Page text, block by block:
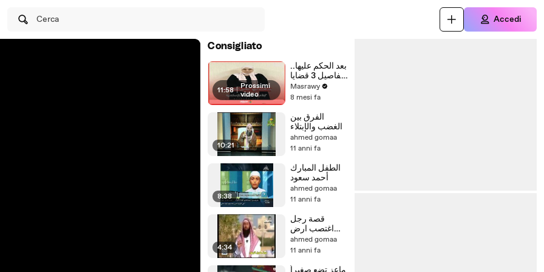
Cerca Accedi
Consigliato
11:58 | Prossimi
video
بعد الحكم عليها..
تفاصيل 3 قضايا
تواجه "ابنة
مبارك
بالإسكندرية
Masrawy
8 mesi fa
10:21
الفرق بين
الغضب والإبتلاء
ahmed gomaa
11 anni fa
8:38
الطفل المبارك
أحمد سعود
ahmed gomaa
11 anni fa
4:34
قصة رجل
اغتصب ارض
ايتام
ahmed gomaa
11 anni fa